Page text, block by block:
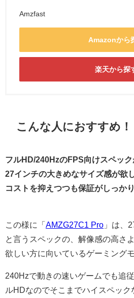
Amzfast
Amazonから
楽天から探
こんな人におすすめ！
フルHD/240HzのFPS向けスペッ
27インチの大きめなサイズ感が欲
コストを抑えつつも保証がしっか
この様に「 AMZG27C1 Pro 」は、
と言うスペックの、解像感の高さ
欲しい方に向いているゲーミング
240Hzで動きの速いゲームでも追
ルHDなのでそこまでハイスペッ